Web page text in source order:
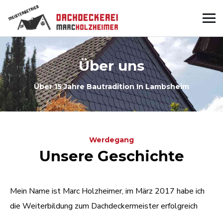
Über uns
Über 15 Jahre Bautradition In Lambsheim
Werdegang
Unsere Geschichte
Mein Name ist Marc Holzheimer, im März 2017 habe ich
die Weiterbildung zum Dachdeckermeister erfolgreich